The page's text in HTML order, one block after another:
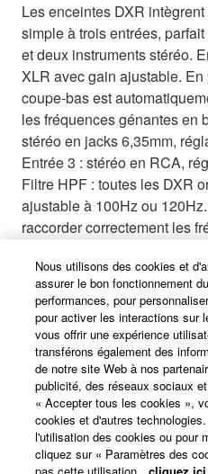
Les enceintes DXR
simple à trois entrées,
et deux instruments stéréo.
XLR avec gain ajustable.
coupe-bas est
les fréquences génantes en
stéréo en jacks 6,35mm,
Entrée 3 : stéréo en RCA,
Filtre HPF : toutes les DXR
ajustable à 100Hz ou
raccorder correctement les
renvoie l’entrée micro
des entrées vers une autre
mode stéréo, renvoie le
enceinte pour assurer une
MODE).
Nous utilisons des cookies et
assurer le bon fonctionnement
performances, pour
pour activer les interactions sur
vous offrir une expérience
transférons également des
de notre site Web à nos
publicité, des réseaux sociaux
« Accepter tous les cookies »,
cookies et d'autres
l'utilisation des cookies ou pour
cliquez sur « Paramètres des